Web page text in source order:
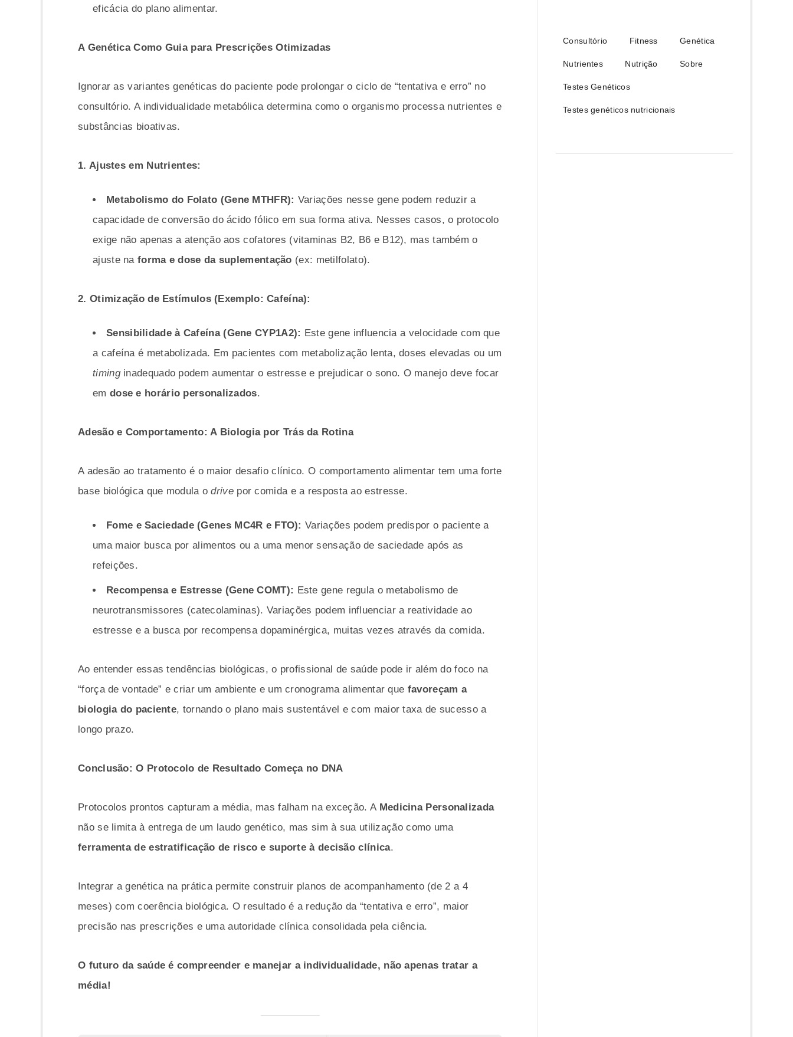
eficácia do plano alimentar.
A Genética Como Guia para Prescrições Otimizadas
Ignorar as variantes genéticas do paciente pode prolongar o ciclo de “tentativa e erro” no
consultório. A individualidade metabólica determina como o organismo processa nutrientes e
substâncias bioativas.
1. Ajustes em Nutrientes:
Metabolismo do Folato (Gene MTHFR): Variações nesse gene podem reduzir a
capacidade de conversão do ácido fólico em sua forma ativa. Nesses casos, o protocolo
exige não apenas a atenção aos cofatores (vitaminas B2, B6 e B12), mas também o
ajuste na forma e dose da suplementação (ex: metilfolato).
2. Otimização de Estímulos (Exemplo: Cafeína):
Sensibilidade à Cafeína (Gene CYP1A2): Este gene influencia a velocidade com que
a cafeína é metabolizada. Em pacientes com metabolização lenta, doses elevadas ou um
timinginadequado podem aumentar o estresse e prejudicar o sono. O manejo deve focar
em dose e horário personalizados.
Adesão e Comportamento: A Biologia por Trás da Rotina
A adesão ao tratamento é o maior desafio clínico. O comportamento alimentar tem uma forte
base biológica que modula odrivepor comida e a resposta ao estresse.
Fome e Saciedade (Genes MC4R e FTO): Variações podem predispor o paciente a
uma maior busca por alimentos ou a uma menor sensação de saciedade após as
refeições.
Recompensa e Estresse (Gene COMT): Este gene regula o metabolismo de
neurotransmissores (catecolaminas). Variações podem influenciar a reatividade ao
estresse e a busca por recompensa dopaminérgica, muitas vezes através da comida.
Ao entender essas tendências biológicas, o profissional de saúde pode ir além do foco na
“força de vontade” e criar um ambiente e um cronograma alimentar que favoreçam a
biologia do paciente, tornando o plano mais sustentável e com maior taxa de sucesso a
longo prazo.
Conclusão: O Protocolo de Resultado Começa no DNA
Protocolos prontos capturam a média, mas falham na exceção. A Medicina Personalizada
não se limita à entrega de um laudo genético, mas sim à sua utilização como uma
ferramenta de estratificação de risco e suporte à decisão clínica.
Integrar a genética na prática permite construir planos de acompanhamento (de 2 a 4
meses) com coerência biológica. O resultado é a redução da “tentativa e erro”, maior
precisão nas prescrições e uma autoridade clínica consolidada pela ciência.
O futuro da saúde é compreender e manejar a individualidade, não apenas tratar a
média!
Consultório Fitness Genética
Nutrientes Nutrição Sobre
Testes Genéticos
Testes genéticos nutricionais